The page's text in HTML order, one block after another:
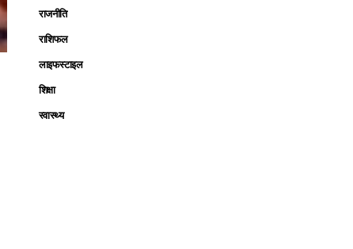
राजनीति
राशिफल
लाइफस्टाइल
शिक्षा
स्वास्थ्य